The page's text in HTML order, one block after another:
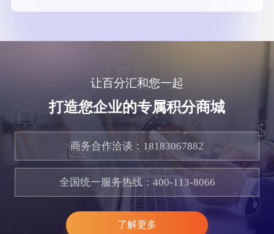
让百分汇和您一起
打造您企业的专属积分商城
商务合作洽谈： 18183067882
全国统一服务热线：400-113-8066
了解更多